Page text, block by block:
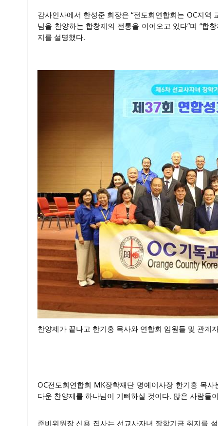
감사인사에서 한성준 회장은 “전도회연합회는 OC지
님을 찬양하는 합창제의 전통을 이어오고 있다”며 “합
지를 설명했다.
찬양제가 끝나고 한기홍 목사와 연합회 임원들 및 관계
OC전도회연합회 MK장학재단 명예이사장 한기홍 목
다운 찬양제를 하나님이 기뻐하실 것이다. 많은 사람들
준비위원장 신용 집사는 선교사자녀 장학기금 취지를